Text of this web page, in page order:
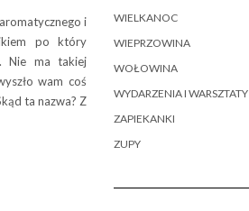
i
po który
Nie ma takiej
wam coś
ta nazwa? Z
WIELKANOC
WIEPRZOWINA
WOŁOWINA
WYDARZENIA I WARSZTATY
ZAPIEKANKI
ZUPY